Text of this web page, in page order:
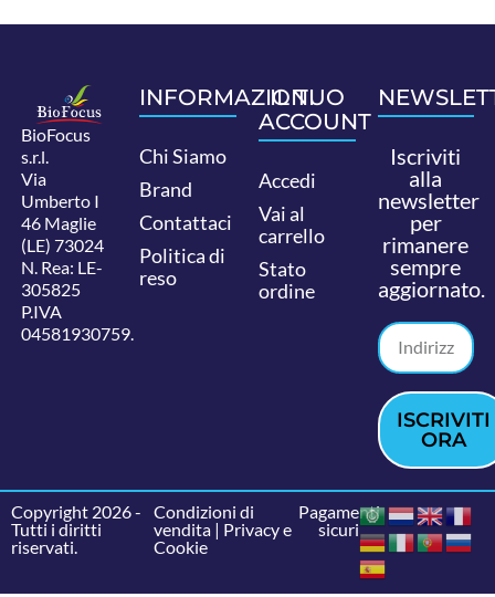
BioFocus
s.r.l.
Via
Umberto I
46 Maglie
(LE) 73024
N. Rea: LE-
305825
P.IVA
04581930759.
INFORMAZIONI
Chi Siamo
Brand
Contattaci
Politica di
reso
IL TUO
ACCOUNT
Accedi
Vai al
carrello
Stato
ordine
Iscriviti
alla
newsletter
per
rimanere
sempre
aggiornato.
ISCRIVITI
ORA
Copyright 2026 -
Tutti i diritti
riservati.
Condizioni di
vendita| Privacy e
Cookie
Pagamenti
sicuri